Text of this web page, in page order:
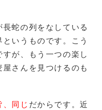
蛇の列をなしている
いうものです。こう
が、もう一つの楽し
さんを見つけるのも
同じ だからです。近